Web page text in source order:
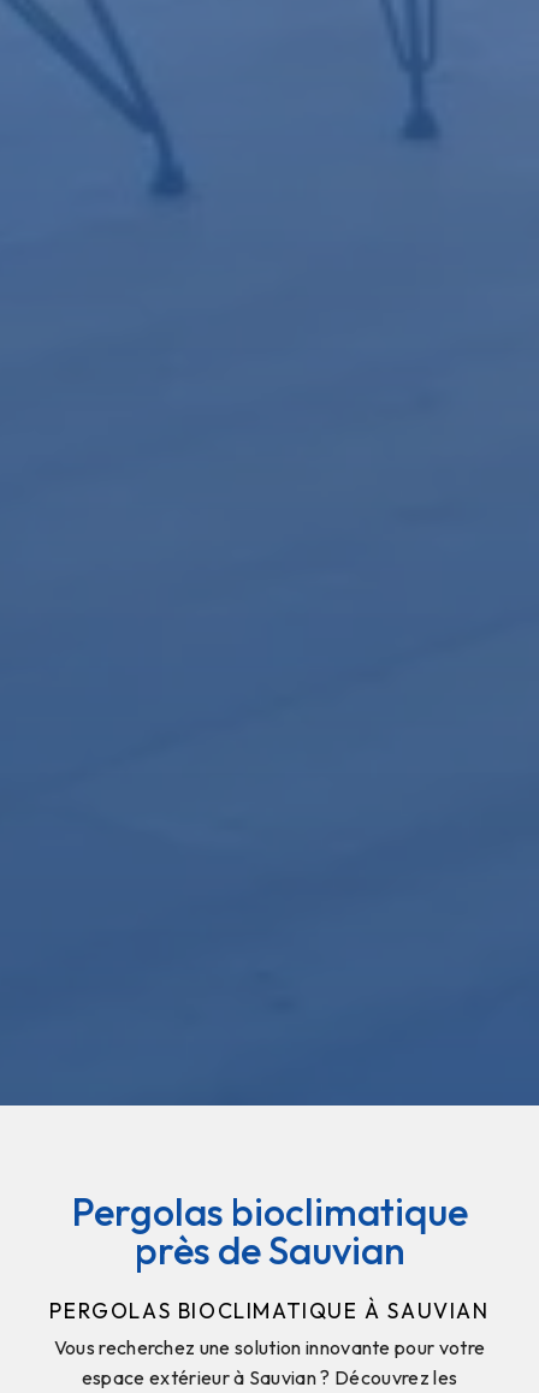
Pergolas bioclimatique
près de Sauvian
PERGOLAS BIOCLIMATIQUE À SAUVIAN
Vous recherchez une solution innovante pour votre
espace extérieur à Sauvian ? Découvrez les